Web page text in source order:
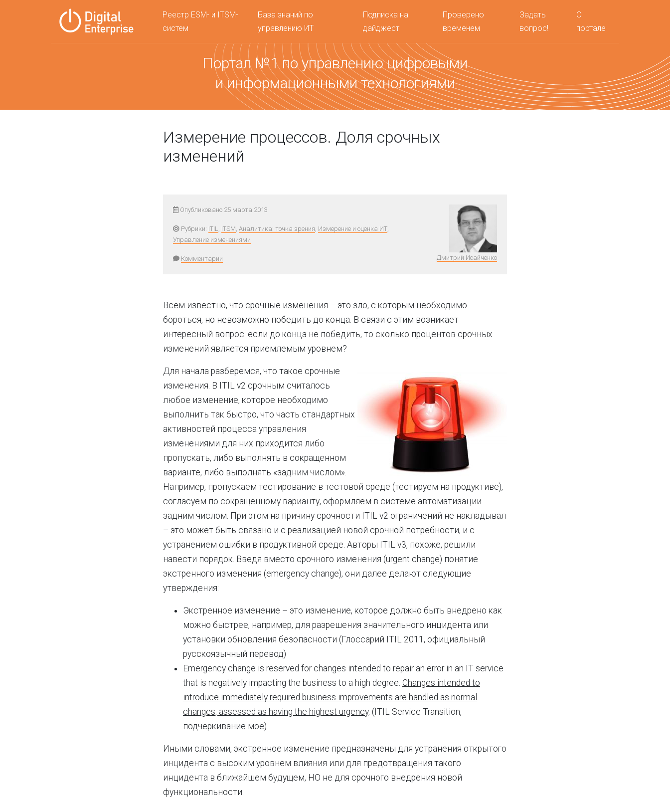
Реестр ESM- и ITSM-
систем
База знаний по
управлению ИТ
Подписка на
дайджест
Проверено
временем
Задать
вопрос!
О
портале
Портал №1 по управлению цифровыми
и информационными технологиями
Измерение процессов. Доля срочных
изменений
Опубликовано 25 марта 2013
Рубрики: ITIL, ITSM, Аналитика: точка зрения, Измерение и оценка ИТ,
Управление изменениями
Комментарии Дмитрий Исайченко
Всем известно, что срочные изменения – это зло, с которым необходимо
бороться, но невозможно победить до конца. В связи с этим возникает
интересный вопрос: если до конца не победить, то сколько процентов срочных
изменений является приемлемым уровнем?
Для начала разберемся, что такое срочные
изменения. В ITIL v2 срочным считалось
любое изменение, которое необходимо
выполнить так быстро, что часть стандартных
активностей процесса управления
изменениями для них приходится либо
пропускать, либо выполнять в сокращенном
варианте, либо выполнять «задним числом».
Например, пропускаем тестирование в тестовой среде (тестируем на продуктиве),
согласуем по сокращенному варианту, оформляем в системе автоматизации
задним числом. При этом на причину срочности ITIL v2 ограничений не накладывал
– это может быть связано и с реализацией новой срочной потребности, и с
устранением ошибки в продуктивной среде. Авторы ITIL v3, похоже, решили
навести порядок. Введя вместо срочного изменения (urgent change) понятие
экстренного изменения (emergency change), они далее делают следующие
утверждения:
Экстренное изменение – это изменение, которое должно быть внедрено как
можно быстрее, например, для разрешения значительного инцидента или
установки обновления безопасности (Глоссарий ITIL 2011, официальный
русскоязычный перевод)
Emergency change is reserved for changes intended to repair an error in an IT service
that is negatively impacting the business to a high degree. Changes intended to
introduce immediately required business improvements are handled as normal
changes, assessed as having the highest urgency. (ITIL Service Transition,
подчеркивание мое)
Иными словами, экстренное изменение предназначены для устранения открытого
инцидента с высоким уровнем влияния или для предотвращения такого
инцидента в ближайшем будущем, НО не для срочного внедрения новой
функциональности.